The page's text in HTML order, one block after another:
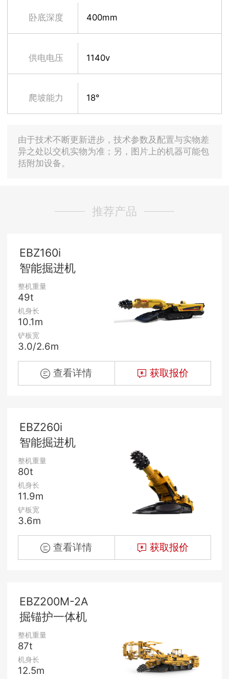
卧底深度 400mm
供电电压 1140v
爬坡能力 18°
由于技术不断更新进步，技术参数及配置与实物差
异之处以交机实物为准；另，图片上的机器可能包
括附加设备。
推荐产品
EBZ160i
智能掘进机
整机重量
49t
机身长
10.1m
铲板宽
3.0/2.6m
查看详情 获取报价
EBZ260i
智能掘进机
整机重量
80t
机身长
11.9m
铲板宽
3.6m
查看详情 获取报价
EBZ200M-2A
掘锚护一体机
整机重量
87t
机身长
12.5m